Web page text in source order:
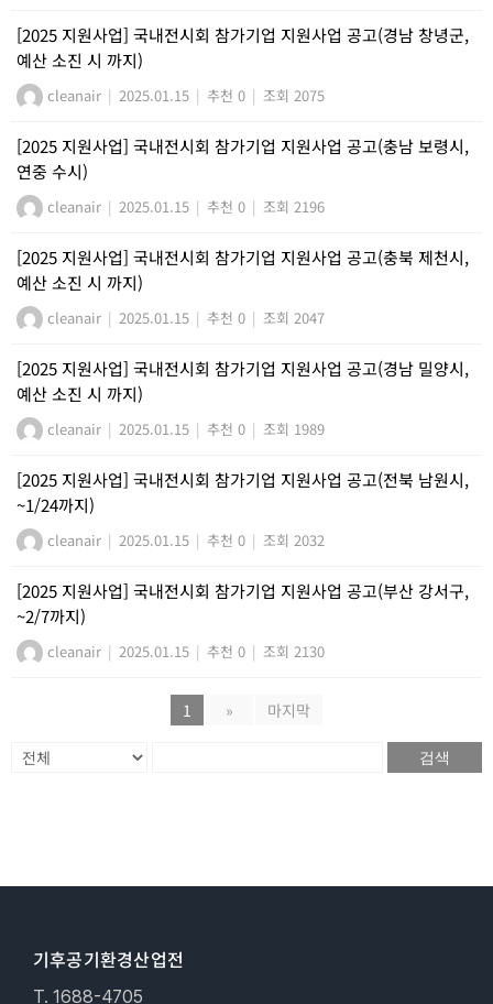
[2025 지원사업] 국내전시회 참가기업 지원사업 공고(경남 창녕군,
예산 소진 시 까지)
cleanair | 2025.01.15 | 추천 0 | 조회 2075
[2025 지원사업] 국내전시회 참가기업 지원사업 공고(충남 보령시,
연중 수시)
cleanair | 2025.01.15 | 추천 0 | 조회 2196
[2025 지원사업] 국내전시회 참가기업 지원사업 공고(충북 제천시,
예산 소진 시 까지)
cleanair | 2025.01.15 | 추천 0 | 조회 2047
[2025 지원사업] 국내전시회 참가기업 지원사업 공고(경남 밀양시,
예산 소진 시 까지)
cleanair | 2025.01.15 | 추천 0 | 조회 1989
[2025 지원사업] 국내전시회 참가기업 지원사업 공고(전북 남원시,
~1/24까지)
cleanair | 2025.01.15 | 추천 0 | 조회 2032
[2025 지원사업] 국내전시회 참가기업 지원사업 공고(부산 강서구,
~2/7까지)
cleanair | 2025.01.15 | 추천 0 | 조회 2130
1 » 마지막
검색
기후공기환경산업전
T. 1688-4705